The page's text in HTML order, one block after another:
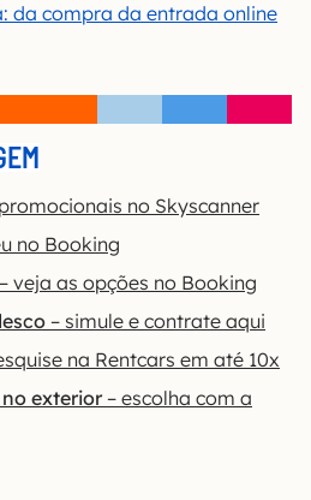
da compra da entrada online
no Skyscanner
no Booking
– veja as opções no Booking
– simule e contrate aqui
na Rentcars em até 10x
exterior – escolha com a